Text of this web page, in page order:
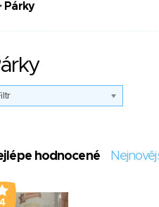
Párky
hodnocené
4